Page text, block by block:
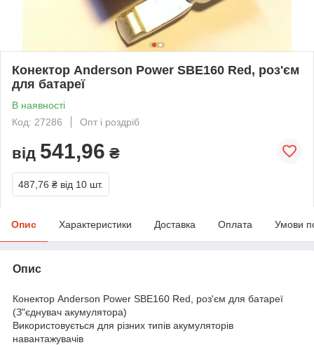
Конектор Anderson Power SBE160 Red, роз'єм
для батареї
В наявності
Код: 27286
Опт і роздріб
від 541,96 ₴
487,76 ₴ від 10 шт.
Опис Характеристики Доставка Оплата Умови
Опис
Конектор Anderson Power SBE160 Red, роз'єм для батареї
(З"єднувач акумулятора)
Використовується для різних типів акумуляторів
навантажувачів